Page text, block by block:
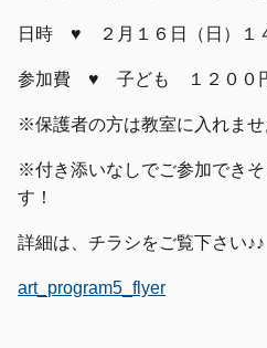
日時 ♥ ２月１６日（日）１
参加費 ♥ 子ども １２００
※保護者の方は教室に入れませ
※付き添いなしでご参加でき
す！
詳細は、チラシをご覧下さい♪♪
art_program5_flyer